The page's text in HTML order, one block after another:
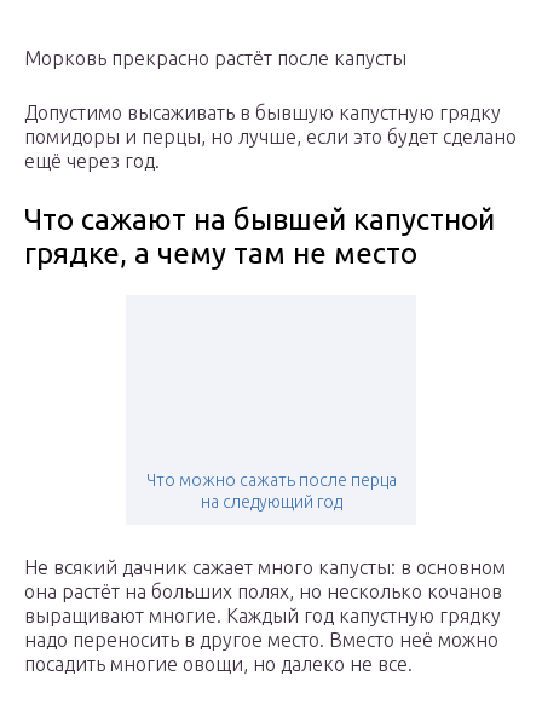
Морковь прекрасно растёт после капусты
Допустимо высаживать в бывшую капустную грядку
помидоры и перцы, но лучше, если это будет сделано
ещё через год.
Что сажают на бывшей капустной
грядке, а чему там не место
Что можно сажать после перца
на следующий год
Не всякий дачник сажает много капусты: в основном
она растёт на больших полях, но несколько кочанов
выращивают многие. Каждый год капустную грядку
надо переносить в другое место. Вместо неё можно
посадить многие овощи, но далеко не все.